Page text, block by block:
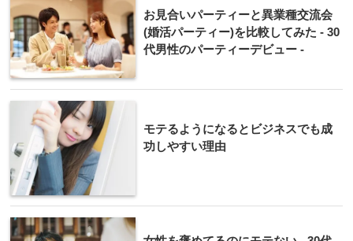
お見合いパーティーと異業種交流会
(婚活パーティー)を比較してみた - 30
代男性のパーティーデビュー -
モテるようになるとビジネスでも成
功しやすい理由